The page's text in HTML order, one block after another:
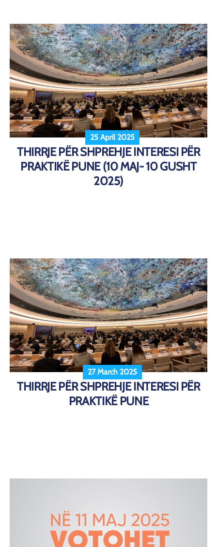
25 April 2025
THIRRJE PËR SHPREHJE INTERESI PËR
PRAKTIKË PUNE (10 MAJ- 10 GUSHT
2025)
27 March 2025
THIRRJE PËR SHPREHJE INTERESI PËR
PRAKTIKË PUNE